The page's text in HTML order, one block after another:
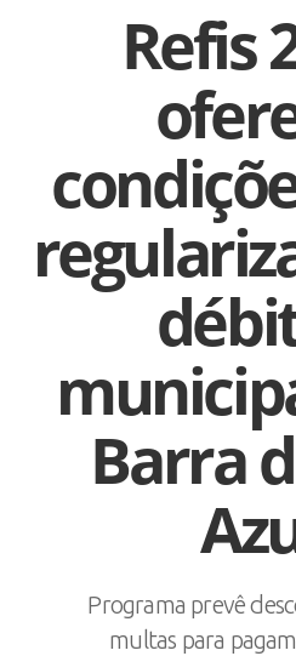
Refis
Barra
Programa prevê
multas para